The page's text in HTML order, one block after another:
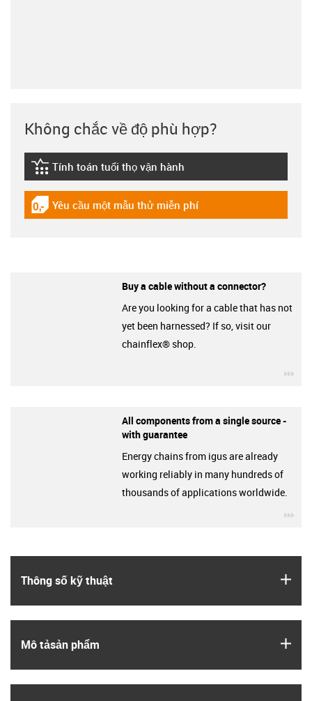
Thông số kỹ thuật
Mô tả­sản phẩm
Không chắc về độ phù hợp?
igus-icon-lebensdauerrechner
Tính toán tuổi thọ vận hành
igus-icon-gratismuster
Yêu cầu một mẫu thử miễn phí
Buy a cable without a connector?
Are you looking for a cable that has not
yet been harnessed? If so, visit our
chainflex® shop.
All components from a single source -
with guarantee
Energy chains from igus are already
working reliably in many hundreds of
thousands of applications worldwide.